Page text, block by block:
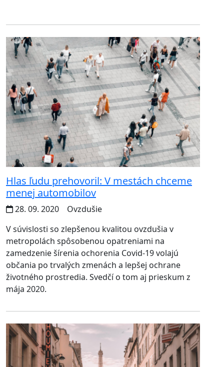
Hlas ľudu prehovoril: V mestách chceme
menej automobilov
28. 09. 2020
Ovzdušie
V súvislosti so zlepšenou kvalitou ovzdušia v
metropolách spôsobenou opatreniami na
zamedzenie šírenia ochorenia Covid-19 volajú
občania po trvalých zmenách a lepšej ochrane
životného prostredia. Svedčí o tom aj prieskum z
mája 2020.